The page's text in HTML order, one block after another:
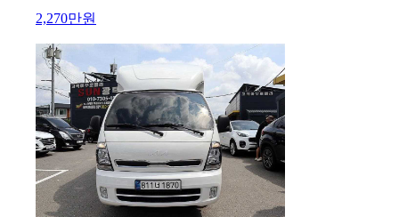
2,270만원